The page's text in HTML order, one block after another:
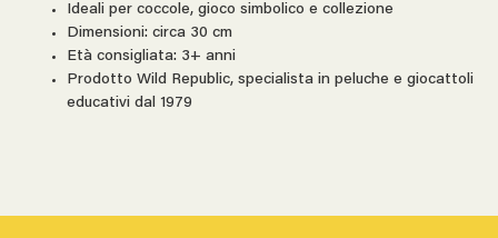
Ideali per coccole, gioco simbolico e collezione
Dimensioni: circa 30 cm
Età consigliata: 3+ anni
Prodotto Wild Republic, specialista in peluche e giocattoli
educativi dal 1979